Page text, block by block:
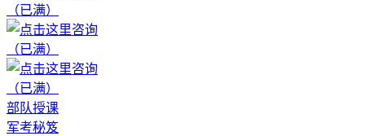
（已满）
（已满）
（已满）
部队授课
军考秘笈